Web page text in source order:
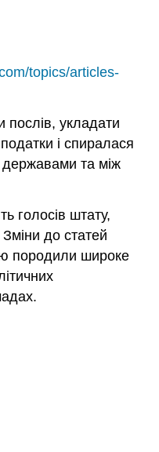
topics/articles-
послів, укладати
і спиралася
державами та між
голосів штату,
до статей
породили широке